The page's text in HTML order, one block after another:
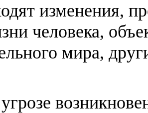
изменения,
человека,
мира,